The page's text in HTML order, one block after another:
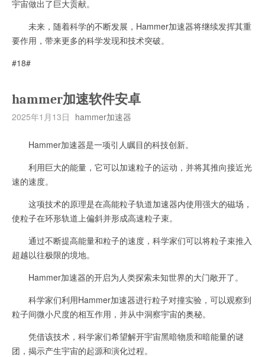
宇宙做出了巨大贡献。
未来，随着科学的不断发展，Hammer加速器将继续发挥其重
要作用，带来更多的科学发现和技术突破。
#18#
hammer加速软件安卓
2025年1月13日 hammer加速器
Hammer加速器是一项引人瞩目的科技创新。
利用巨大的能量，它可以加速粒子的运动，并将其推向接近光
速的速度。
这项技术的原理是在高能粒子轨道加速器内使用强大的磁场，
使粒子在环形轨道上偏斜并形成高速粒子束。
通过不断提高能量和粒子的速度，科学家们可以将粒子束推入
超越以往极限的境地。
Hammer加速器的开启为人类探索未知世界的大门敞开了。
科学家们利用Hammer加速器进行粒子对撞实验，可以观察到
粒子间微小尺度的相互作用，并从中洞察宇宙的奥秘。
凭借该技术，科学家们希望解开宇宙黑暗物质和暗能量的谜
团，揭示产生宇宙的起源和演化过程。